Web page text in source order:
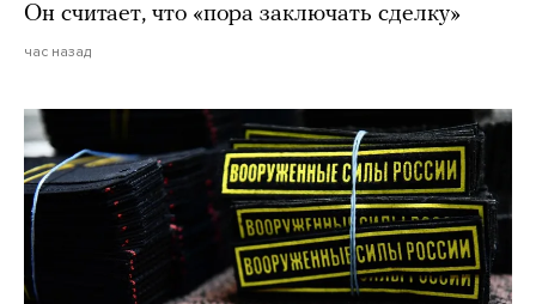
Он считает, что «пора заключать сделку»
час назад